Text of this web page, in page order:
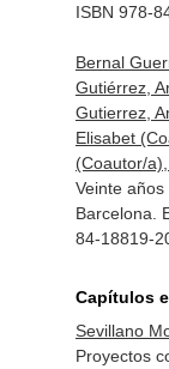
ISBN 978-
Bernal
Gutiérrez,
Gutierrez,
Elisabet
(Coautor/
Veinte
Barcelona.
84-18819-
Capítulos
Sevillano
Proyectos